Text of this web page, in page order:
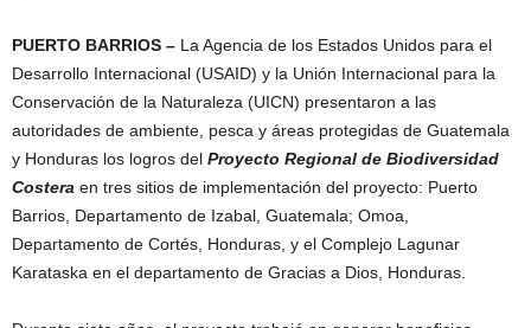
PUERTO BARRIOS – La Agencia de los Estados Unidos para el
Desarrollo Internacional (USAID) y la Unión Internacional para la
Conservación de la Naturaleza (UICN) presentaron a las
autoridades de ambiente, pesca y áreas protegidas de Guatemala
y Honduras los logros del Proyecto Regional de Biodiversidad
Costera en tres sitios de implementación del proyecto: Puerto
Barrios, Departamento de Izabal, Guatemala; Omoa,
Departamento de Cortés, Honduras, y el Complejo Lagunar
Karataska en el departamento de Gracias a Dios, Honduras.